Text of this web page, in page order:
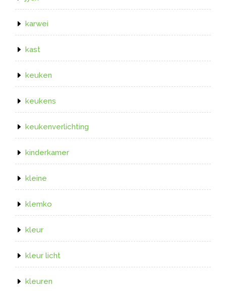
karwei
kast
keuken
keukens
keukenverlichting
kinderkamer
kleine
klemko
kleur
kleur licht
kleuren